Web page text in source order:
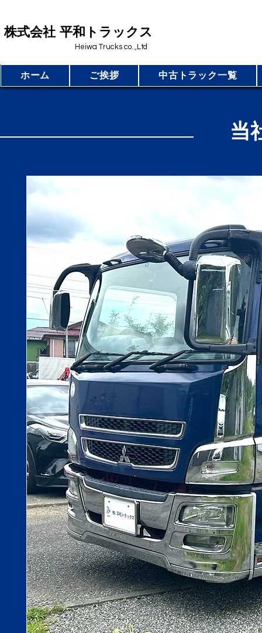
​株式会社 平和トラックス
Heiwa Trucks co..,Ltd
ホーム ご挨拶 中古トラック一覧
当